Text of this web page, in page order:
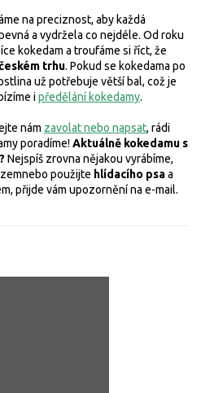
na preciznost, aby každá
a vydržela co nejdéle. Od roku
kokedam a troufáme si říct, že
trhu. Pokud se kokedama po
už potřebuje větší bal, což je
ipředělání kokedamy.
nám zavolat nebo napsat, rádi
poradíme!Aktuálně kokedamu s
Nejspíš zrovna nějakou vyrábíme,
nebo použijte hlídacího psaa
přijde vám upozornění na e-mail.